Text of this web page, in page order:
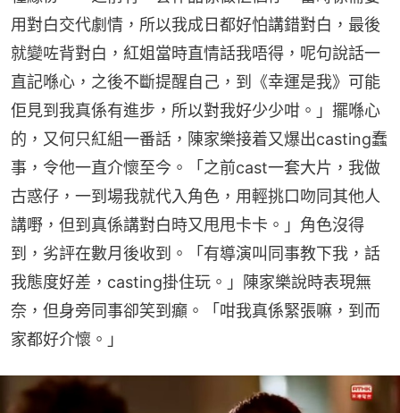
用對白交代劇情，所以我成日都好怕講錯對白，最後
就變咗背對白，紅姐當時直情話我唔得，呢句說話一
直記喺心，之後不斷提醒自己，到《幸運是我》可能
佢見到我真係有進步，所以對我好少少咁。」擺喺心
的，又何只紅組一番話，陳家樂接着又爆出casting蠢
事，令他一直介懷至今。「之前cast一套大片，我做
古惑仔，一到場我就代入角色，用輕挑口吻同其他人
講嘢，但到真係講對白時又甩甩卡卡。」角色沒得
到，劣評在數月後收到。「有導演叫同事教下我，話
我態度好差，casting掛住玩。」陳家樂說時表現無
奈，但身旁同事卻笑到癲。「咁我真係緊張嘛，到而
家都好介懷。」